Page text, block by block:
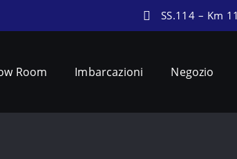
SS.114 – Km
Room Imbarcazioni Negozio